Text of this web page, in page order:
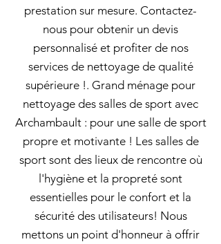
prestation sur mesure. Contactez-
nous pour obtenir un devis
personnalisé et profiter de nos
services de nettoyage de qualité
supérieure !. Grand ménage pour
nettoyage des salles de sport avec
Archambault : pour une salle de sport
propre et motivante ! Les salles de
sport sont des lieux de rencontre où
l'hygiène et la propreté sont
essentielles pour le confort et la
sécurité des utilisateurs! Nous
mettons un point d'honneur à offrir